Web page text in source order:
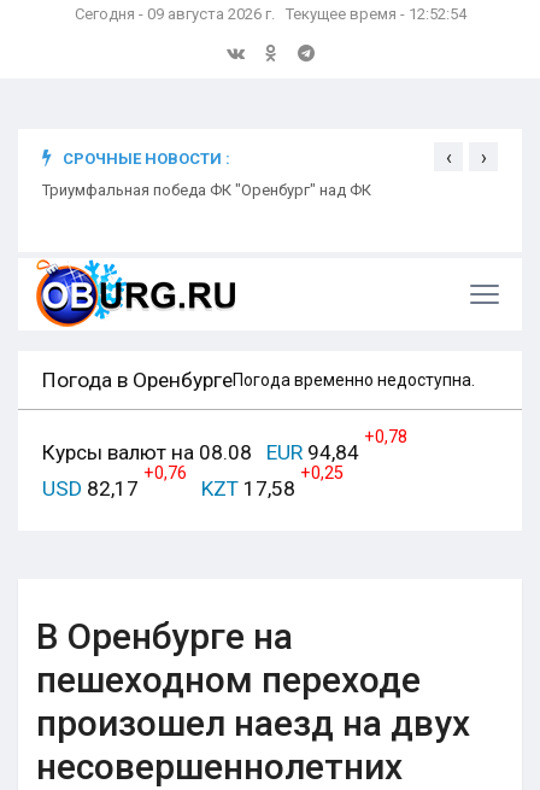
Сегодня - 09 августа 2026 г. Текущее время - 12:52:55
СРОЧНЫЕ НОВОСТИ :
Триумфальная победа ФК "Оренбург" над ФК
‹ ›
Погода в ОренбургеПогода временно недоступна.
Курсы валют на 08.08 EUR 94,84
+0,78
USD 82,17
+0,76
KZT 17,58
+0,25
В Оренбурге на
пешеходном переходе
произошел наезд на двух
несовершеннолетних